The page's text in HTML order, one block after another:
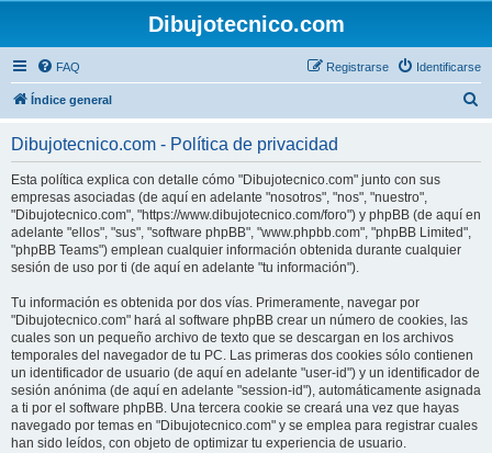
Dibujotecnico.com
FAQ Identificarse
Registrarse
Índice general
Dibujotecnico.com - Política de privacidad
Esta política explica con detalle cómo "Dibujotecnico.com" junto con sus
empresas asociadas (de aquí en adelante "nosotros", "nos", "nuestro",
"Dibujotecnico.com", "https://www.dibujotecnico.com/foro") y phpBB (de aquí en
adelante "ellos", "sus", "software phpBB", "www.phpbb.com", "phpBB Limited",
"phpBB Teams") emplean cualquier información obtenida durante cualquier
sesión de uso por ti (de aquí en adelante "tu información").
Tu información es obtenida por dos vías. Primeramente, navegar por
"Dibujotecnico.com" hará al software phpBB crear un número de cookies, las
cuales son un pequeño archivo de texto que se descargan en los archivos
temporales del navegador de tu PC. Las primeras dos cookies sólo contienen
un identificador de usuario (de aquí en adelante "user-id") y un identificador de
sesión anónima (de aquí en adelante "session-id"), automáticamente asignada
a ti por el software phpBB. Una tercera cookie se creará una vez que hayas
navegado por temas en "Dibujotecnico.com" y se emplea para registrar cuales
han sido leídos, con objeto de optimizar tu experiencia de usuario.